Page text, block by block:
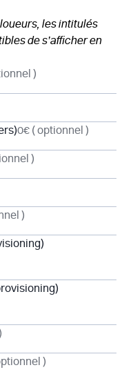
les intitulés
de s’afficher en
)
0€ ( optionnel )
)
)
)